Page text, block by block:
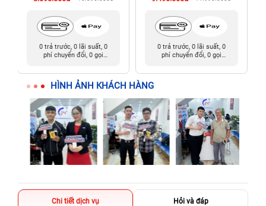
0 trả trước, 0 lãi suất, 0
phí chuyển đổi, 0 gọi
0 trả trước, 0 lãi suất, 0
phí chuyển đổi, 0 gọi
HÌNH ẢNH KHÁCH HÀNG
Chi tiết dịch vụ Hỏi và đáp